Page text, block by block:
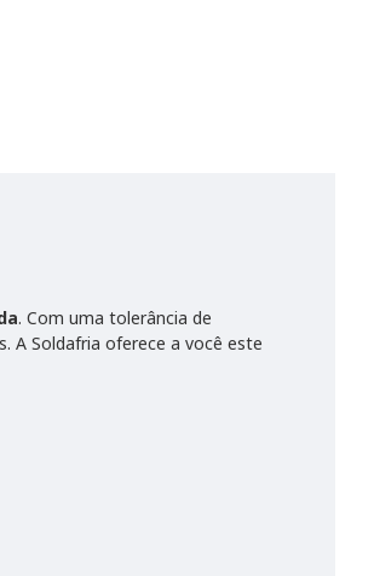
. Com uma tolerância de
A Soldafria oferece a você este